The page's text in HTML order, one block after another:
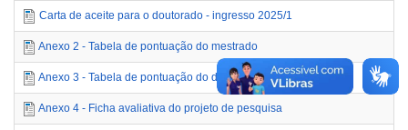
Carta de aceite para o doutorado - ingresso 2025/1
Anexo 2 - Tabela de pontuação do mestrado
Anexo 3 - Tabela de pontuação do doutorado
Anexo 4 - Ficha avaliativa do projeto de pesquisa